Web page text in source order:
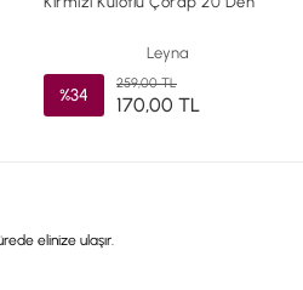
Leyna
%34
259,00 TL
170,00 TL
elinize ulaşır.